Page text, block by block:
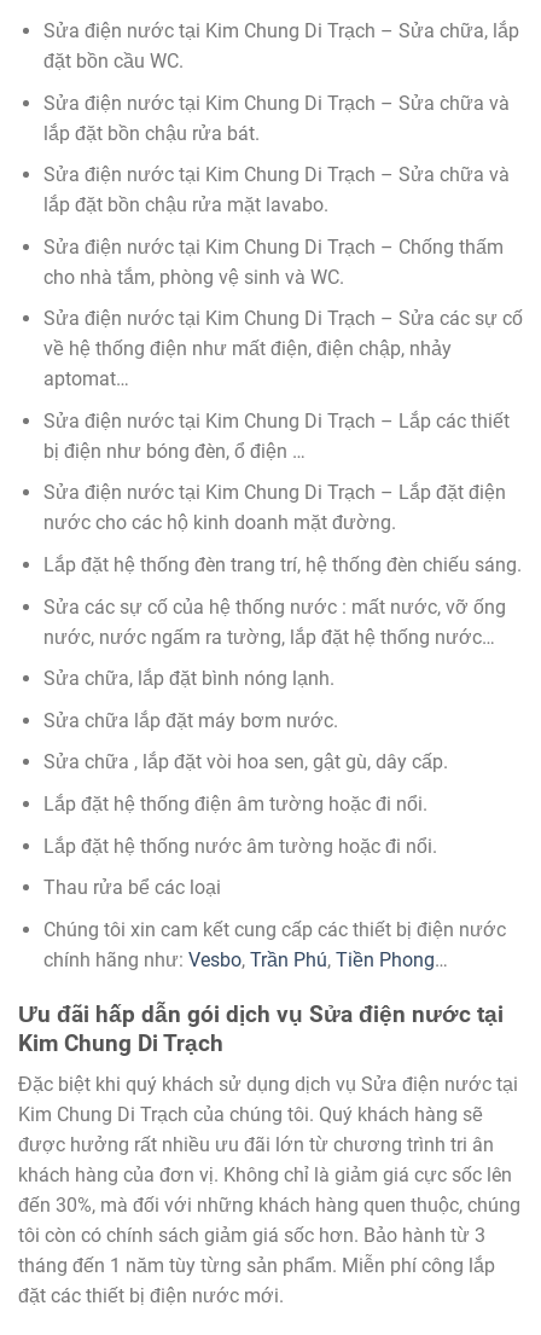
Sửa điện nước tại Kim Chung Di Trạch – Sửa chữa, lắp
đặt bồn cầu WC.
Sửa điện nước tại Kim Chung Di Trạch – Sửa chữa và
lắp đặt bồn chậu rửa bát.
Sửa điện nước tại Kim Chung Di Trạch – Sửa chữa và
lắp đặt bồn chậu rửa mặt lavabo.
Sửa điện nước tại Kim Chung Di Trạch – Chống thấm
cho nhà tắm, phòng vệ sinh và WC.
Sửa điện nước tại Kim Chung Di Trạch – Sửa các sự cố
về hệ thống điện như mất điện, điện chập, nhảy
aptomat…
Sửa điện nước tại Kim Chung Di Trạch – Lắp các thiết
bị điện như bóng đèn, ổ điện …
Sửa điện nước tại Kim Chung Di Trạch – Lắp đặt điện
nước cho các hộ kinh doanh mặt đường.
Lắp đặt hệ thống đèn trang trí, hệ thống đèn chiếu sáng.
Sửa các sự cố của hệ thống nước : mất nước, vỡ ống
nước, nước ngấm ra tường, lắp đặt hệ thống nước…
Sửa chữa, lắp đặt bình nóng lạnh.
Sửa chữa lắp đặt máy bơm nước.
Sửa chữa , lắp đặt vòi hoa sen, gật gù, dây cấp.
Lắp đặt hệ thống điện âm tường hoặc đi nổi.
Lắp đặt hệ thống nước âm tường hoặc đi nổi.
Thau rửa bể các loại
Chúng tôi xin cam kết cung cấp các thiết bị điện nước
chính hãng như: Vesbo, Trần Phú, Tiền Phong…
Ưu đãi hấp dẫn gói dịch vụ Sửa điện nước tại
Kim Chung Di Trạch
Đặc biệt khi quý khách sử dụng dịch vụ Sửa điện nước tại
Kim Chung Di Trạch của chúng tôi. Quý khách hàng sẽ
được hưởng rất nhiều ưu đãi lớn từ chương trình tri ân
khách hàng của đơn vị. Không chỉ là giảm giá cực sốc lên
đến 30%, mà đối với những khách hàng quen thuộc, chúng
tôi còn có chính sách giảm giá sốc hơn. Bảo hành từ 3
tháng đến 1 năm tùy từng sản phẩm. Miễn phí công lắp
đặt các thiết bị điện nước mới.